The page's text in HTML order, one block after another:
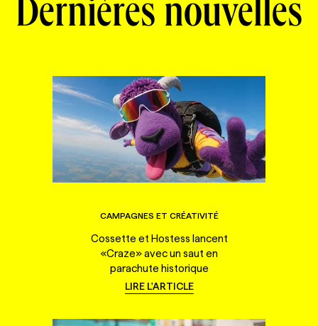
Dernières nouvelles
CAMPAGNES ET CRÉATIVITÉ
Cossette et Hostess lancent
«Craze» avec un saut en
parachute historique
LIRE L'ARTICLE